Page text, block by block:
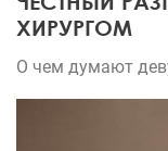
ХИРУРГОМ
О чем думают